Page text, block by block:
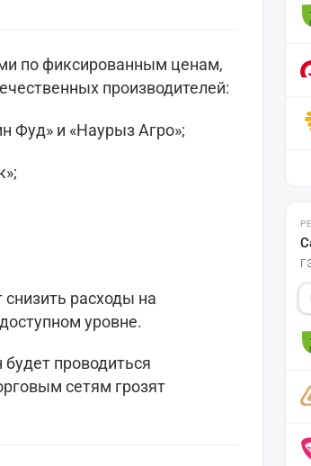
по фиксированным ценам,
производителей:
Фуд» и «Наурыз Агро»;
расходы на
уровне.
проводиться
сетям грозят